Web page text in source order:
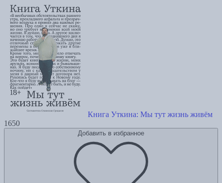
Книга Уткина: Мы тут жизнь живём
1650
Добавить в избранное